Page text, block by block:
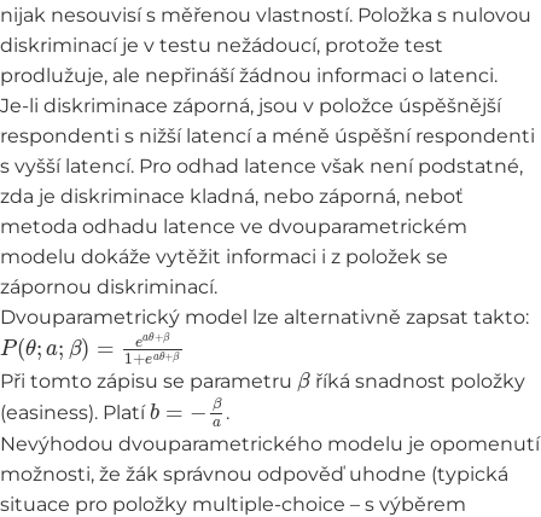
nijak nesouvisí s měřenou vlastností. Položka s nulovou
diskriminací je v testu nežádoucí, protože test
prodlužuje, ale nepřináší žádnou informaci o latenci.
Je-li diskriminace záporná, jsou v položce úspěšnější
respondenti s nižší latencí a méně úspěšní respondenti
s vyšší latencí. Pro odhad latence však není podstatné,
zda je diskriminace kladná, nebo záporná, neboť
metoda odhadu latence ve dvouparametrickém
modelu dokáže vytěžit informaci i z položek se
zápornou diskriminací.
Dvouparametrický model lze alternativně zapsat takto:
P(θ a; )= +β1+
Při tomto zápisu se parametru
β
říká snadnost položky
(easiness). Platí
b −β a
.
Nevýhodou dvouparametrického modelu je opomenutí
možnosti, že žák správnou odpověď uhodne (typická
situace pro položky multiple-choice – s výběrem